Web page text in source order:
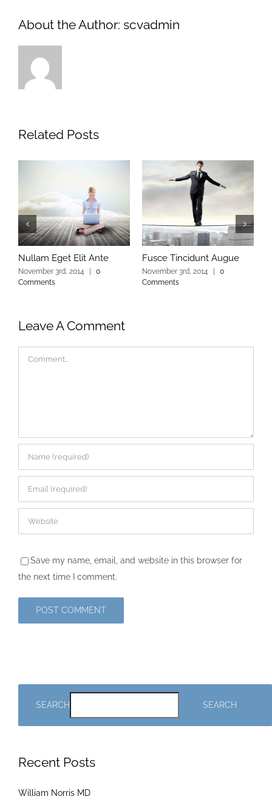
About the Author: scvadmin
Related Posts
Nullam Eget Elit Ante
November 3rd, 2014
0
Comments
Fusce Tincidunt Augue
November 3rd, 2014
0
Comments
Leave A Comment
Save my name, email, and website in this browser for
the next time I comment.
SEARCH SEARCH
Recent Posts
William Norris MD